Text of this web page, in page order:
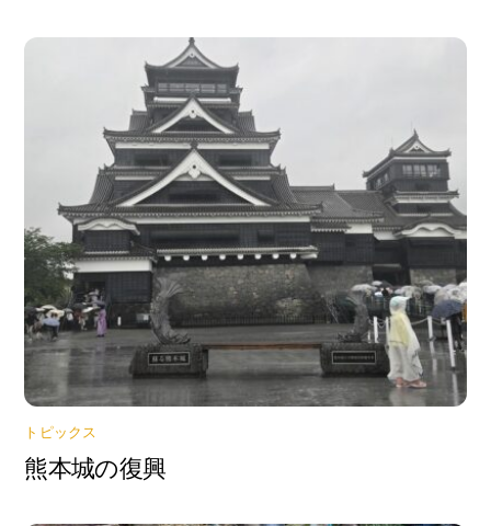
トピックス
熊本城の復興